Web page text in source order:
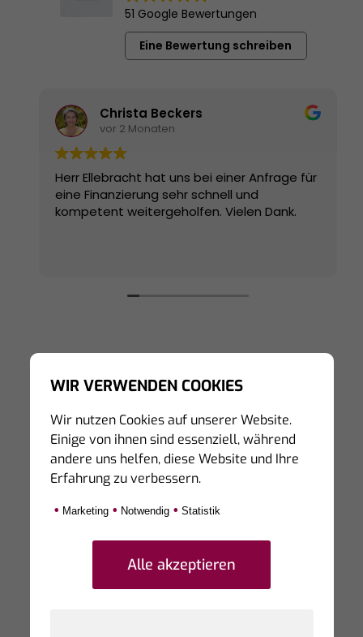
51 Google Bewertungen
Eine Bewertung schreiben
Christa Beckers
vor 2 Monaten
Herr Ellebracht hat uns bei einer Anfrage für
eine Finanzierung sehr schnell und
kompetent weitergeholfen. Vielen Dank.
Hinweis zur Echtheit von Bewertungen:
Die hier veröffentlichten Bewertungen stammen
von Personen, die unsere Dienstleistungen auf
Portalen von Dritten bewertet haben.
Eine Prüfung der Echtheit kann derzeit nicht
sicher gestellt werden, da die bewertenden
Personen teilweise unter Synonymen diese auf
WIR VERWENDEN COOKIES
Wir nutzen Cookies auf unserer Website.
Einige von ihnen sind essenziell, während
andere uns helfen, diese Website und Ihre
Erfahrung zu verbessern.
• Marketing • Notwendig • Statistik